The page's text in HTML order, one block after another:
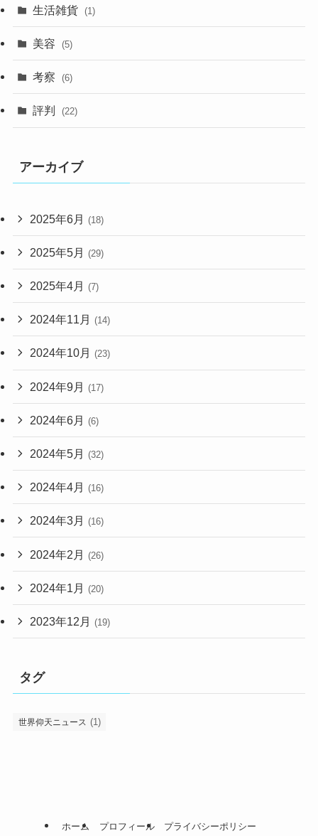
生活雑貨 (1)
美容 (5)
考察 (6)
評判 (22)
アーカイブ
2025年6月 (18)
2025年5月 (29)
2025年4月 (7)
2024年11月 (14)
2024年10月 (23)
2024年9月 (17)
2024年6月 (6)
2024年5月 (32)
2024年4月 (16)
2024年3月 (16)
2024年2月 (26)
2024年1月 (20)
2023年12月 (19)
タグ
世界仰天ニュース (1)
ホーム プロフィール プライバシーポリシー